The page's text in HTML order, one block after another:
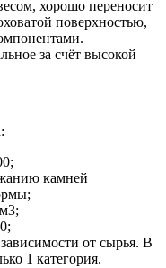
хорошо переносит
поверхностью,
за счёт высокой
камней
от сырья. В
1 категория.